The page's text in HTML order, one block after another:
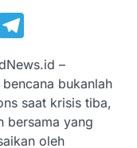
Telegram
–
bukanlah
saat krisis tiba,
bersama yang
oleh